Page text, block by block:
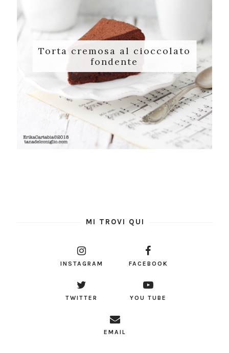
Torta cremosa al cioccolato
fondente
MI TROVI QUI
INSTAGRAM FACEBOOK
TWITTER YOU TUBE
EMAIL